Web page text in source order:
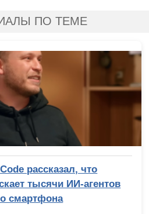
ПО ТЕМЕ
рассказал, что
тысячи ИИ-агентов
смартфона